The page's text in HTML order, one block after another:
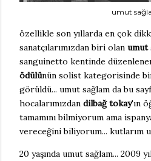
umut
özellikle son yıllarda en çok
sanatçılarımızdan biri olan umut
sanguinetto kentinde
ödülünün solist kategorisinde
görüldü... umut sağlam da bu
hocalarımızdan dilbağ tokay'ın
tamamını bilmiyorum ama
vereceğini biliyorum... kutlarım
20 yaşında umut sağlam... 2009